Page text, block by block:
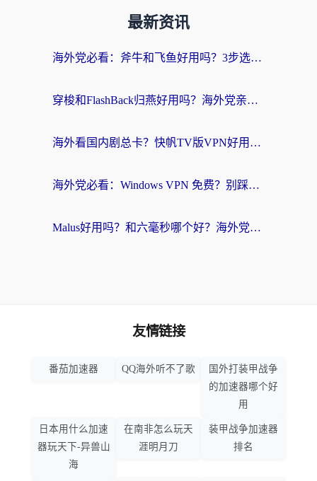
最新资讯
海外党必看：斧牛和飞鱼好用吗？3步选对回国加速器，无缝刷剧玩国服
穿梭和FlashBack归燕好用吗？海外党亲测3款热门回国加速器，教你选对不踩坑
海外看国内剧总卡？快帆TV版VPN好用吗？和快滚VPN对比哪个回国效果更好？
海外党必看：Windows VPN 免费？别踩坑！教你选对好用的国内加速器无缝回国
Malus好用吗？和六毫秒哪个好？海外党选回国加速器的避坑指南
友情链接
番茄加速器 QQ海外听不了歌
国外打装甲战争
的加速器哪个好
用
日本用什么加速
器玩天下-异兽山
海
在南非怎么玩天
涯明月刀
装甲战争加速器
排名